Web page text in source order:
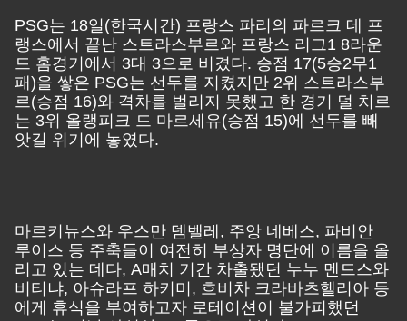
PSG는 18일(한국시간) 프랑스 파리의 파르크 데 프
랭스에서 끝난 스트라스부르와 프랑스 리그1 8라운
드 홈경기에서 3대 3으로 비겼다. 승점 17(5승2무1
패)을 쌓은 PSG는 선두를 지켰지만 2위 스트라스부
르(승점 16)와 격차를 벌리지 못했고 한 경기 덜 치르
는 3위 올랭피크 드 마르세유(승점 15)에 선두를 빼
앗길 위기에 놓였다.
마르키뉴스와 우스만 뎀벨레, 주앙 네베스, 파비안
루이스 등 주축들이 여전히 부상자 명단에 이름을 올
리고 있는 데다, A매치 기간 차출됐던 누누 멘드스와
비티냐, 아슈라프 하키미, 흐비차 크라바츠헬리아 등
에게 휴식을 부여하고자 로테이션이 불가피했던